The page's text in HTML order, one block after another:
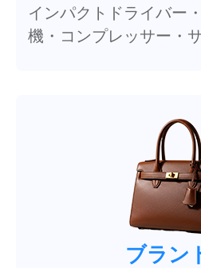
インパクトドライバー
機・コンプレッサー・
ブラン